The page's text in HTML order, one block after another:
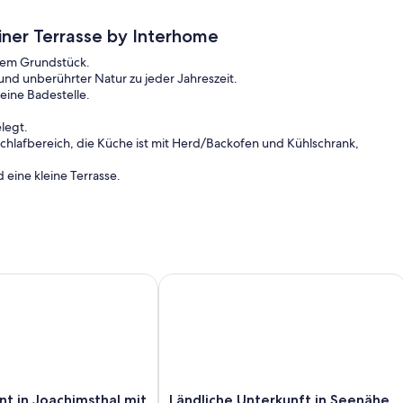
Terrasse by Interhome
Grundstück.
unberührter Natur zu jeder Jahreszeit.
Badestelle.
die Küche ist mit Herd/Backofen und Kühlschrank,
kleine Terrasse.
Fahrradtouren, Angelausflüge, Tauchgänge,
sich einfach nur mit einem Buch auf dem Balkon.
• Radwanderweg Berlin-Usedom • Wildpark Schorfheide
• Tierpark Eberswalde • Familiengarten Eberswalde • Kloster
Joachimsthal mit Kleiner Terrasse by Interhome
Ländliche
Ländliche Unterkunft in Seenähe und